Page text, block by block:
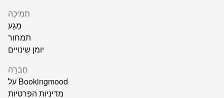
תְמִיכָה
מַגָע
תמחור
יומן שינויים
חֶברָה
על Bookingmood
מדיניות הפרטיות